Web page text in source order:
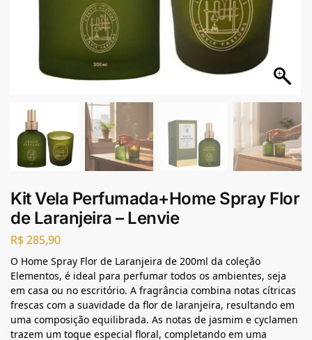
Kit Vela Perfumada+Home Spray Flor
de Laranjeira – Lenvie
R$285,90
O Home Spray Flor de Laranjeira de 200ml da coleção
Elementos, é ideal para perfumar todos os ambientes, seja
em casa ou no escritório. A fragrância combina notas cítricas
frescas com a suavidade da flor de laranjeira, resultando em
uma composição equilibrada. As notas de jasmim e cyclamen
trazem um toque especial floral, completando em uma